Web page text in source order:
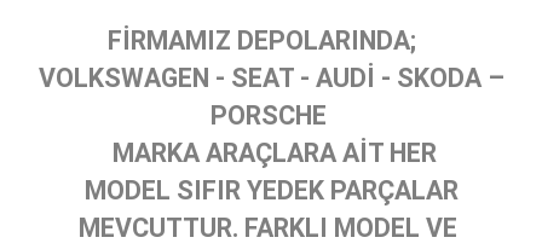
FİRMAMIZ DEPOLARINDA;
VOLKSWAGEN - SEAT - AUDİ - SKODA –
PORSCHE
MARKA ARAÇLARA AİT HER
MODEL SIFIR YEDEK PARÇALAR
MEVCUTTUR. FARKLI MODEL VE